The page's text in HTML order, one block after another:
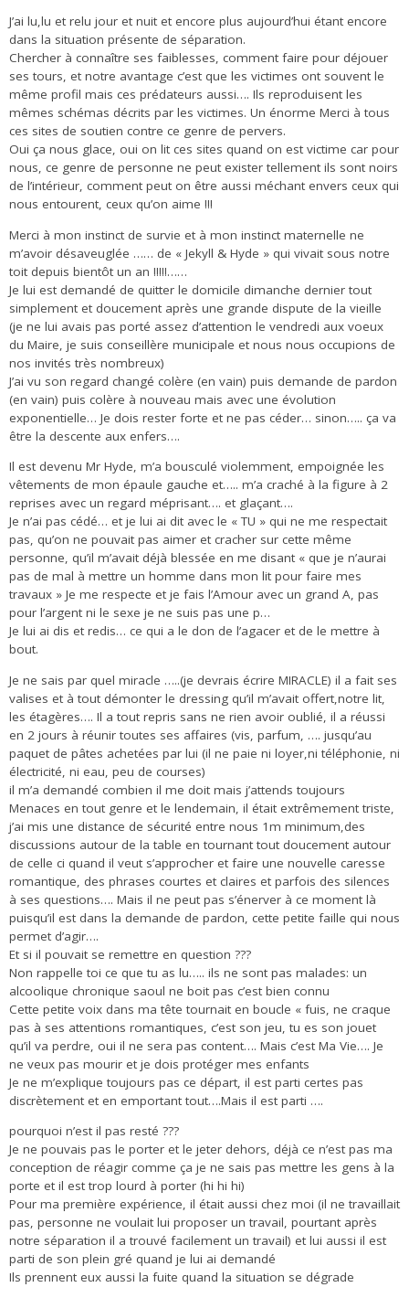
J’ai lu,lu et relu jour et nuit et encore plus aujourd’hui étant encore
dans la situation présente de séparation.
Chercher à connaître ses faiblesses, comment faire pour déjouer
ses tours, et notre avantage c’est que les victimes ont souvent le
même profil mais ces prédateurs aussi…. Ils reproduisent les
mêmes schémas décrits par les victimes. Un énorme Merci à tous
ces sites de soutien contre ce genre de pervers.
Oui ça nous glace, oui on lit ces sites quand on est victime car pour
nous, ce genre de personne ne peut exister tellement ils sont noirs
de l’intérieur, comment peut on être aussi méchant envers ceux qui
nous entourent, ceux qu’on aime !!!
Merci à mon instinct de survie et à mon instinct maternelle ne
m’avoir désaveuglée …… de « Jekyll & Hyde » qui vivait sous notre
toit depuis bientôt un an !!!!!……
Je lui est demandé de quitter le domicile dimanche dernier tout
simplement et doucement après une grande dispute de la vieille
(je ne lui avais pas porté assez d’attention le vendredi aux voeux
du Maire, je suis conseillère municipale et nous nous occupions de
nos invités très nombreux)
J’ai vu son regard changé colère (en vain) puis demande de pardon
(en vain) puis colère à nouveau mais avec une évolution
exponentielle… Je dois rester forte et ne pas céder… sinon….. ça va
être la descente aux enfers….
Il est devenu Mr Hyde, m’a bousculé violemment, empoignée les
vêtements de mon épaule gauche et….. m’a craché à la figure à 2
reprises avec un regard méprisant…. et glaçant….
Je n’ai pas cédé… et je lui ai dit avec le « TU » qui ne me respectait
pas, qu’on ne pouvait pas aimer et cracher sur cette même
personne, qu’il m’avait déjà blessée en me disant « que je n’aurai
pas de mal à mettre un homme dans mon lit pour faire mes
travaux » Je me respecte et je fais l’Amour avec un grand A, pas
pour l’argent ni le sexe je ne suis pas une p…
Je lui ai dis et redis… ce qui a le don de l’agacer et de le mettre à
bout.
Je ne sais par quel miracle …..(je devrais écrire MIRACLE) il a fait ses
valises et à tout démonter le dressing qu’il m’avait offert,notre lit,
les étagères…. Il a tout repris sans ne rien avoir oublié, il a réussi
en 2 jours à réunir toutes ses affaires (vis, parfum, …. jusqu’au
paquet de pâtes achetées par lui (il ne paie ni loyer,ni téléphonie, ni
électricité, ni eau, peu de courses)
il m’a demandé combien il me doit mais j’attends toujours
Menaces en tout genre et le lendemain, il était extrêmement triste,
j’ai mis une distance de sécurité entre nous 1m minimum,des
discussions autour de la table en tournant tout doucement autour
de celle ci quand il veut s’approcher et faire une nouvelle caresse
romantique, des phrases courtes et claires et parfois des silences
à ses questions…. Mais il ne peut pas s’énerver à ce moment là
puisqu’il est dans la demande de pardon, cette petite faille qui nous
permet d’agir….
Et si il pouvait se remettre en question ???
Non rappelle toi ce que tu as lu….. ils ne sont pas malades: un
alcoolique chronique saoul ne boit pas c’est bien connu
Cette petite voix dans ma tête tournait en boucle « fuis, ne craque
pas à ses attentions romantiques, c’est son jeu, tu es son jouet
qu’il va perdre, oui il ne sera pas content…. Mais c’est Ma Vie…. Je
ne veux pas mourir et je dois protéger mes enfants
Je ne m’explique toujours pas ce départ, il est parti certes pas
discrètement et en emportant tout….Mais il est parti ….
pourquoi n’est il pas resté ???
Je ne pouvais pas le porter et le jeter dehors, déjà ce n’est pas ma
conception de réagir comme ça je ne sais pas mettre les gens à la
porte et il est trop lourd à porter (hi hi hi)
Pour ma première expérience, il était aussi chez moi (il ne travaillait
pas, personne ne voulait lui proposer un travail, pourtant après
notre séparation il a trouvé facilement un travail) et lui aussi il est
parti de son plein gré quand je lui ai demandé
Ils prennent eux aussi la fuite quand la situation se dégrade